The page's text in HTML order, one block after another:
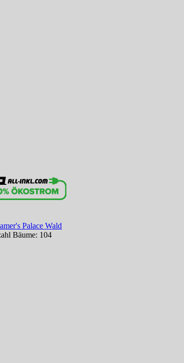
Palace Wald
Bäume: 104